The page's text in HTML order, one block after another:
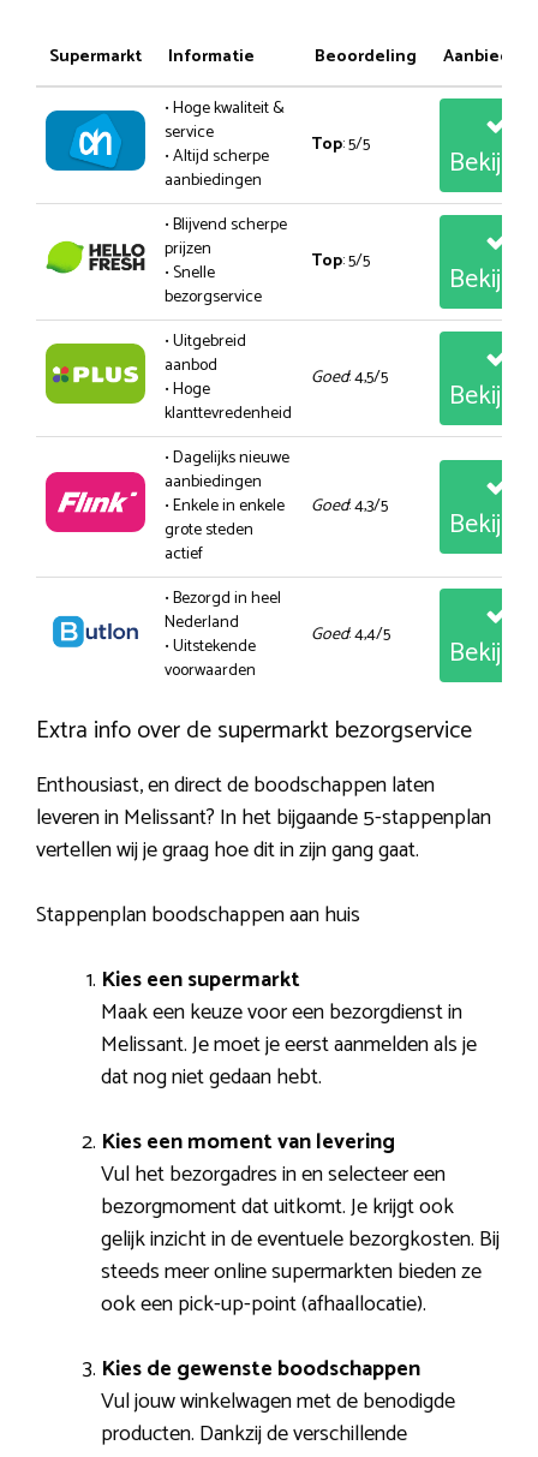
Supermarkt Informatie Beoordeling
• Hoge kwaliteit &
service
• Altijd scherpe
aanbiedingen
Top: 5/5
• Blijvend scherpe
prijzen
• Snelle
bezorgservice
Top: 5/5
• Uitgebreid
aanbod
• Hoge
klanttevredenheid
Goed: 4,5/5
• Dagelijks nieuwe
aanbiedingen
• Enkele in enkele
grote steden
actief
Goed: 4,3/5
• Bezorgd in heel
Nederland
• Uitstekende
voorwaarden
Goed: 4,4/5
Extra info over de supermarkt bezorgservice
Enthousiast, en direct de boodschappen laten
leveren in Melissant? In het bijgaande 5-stappenplan
vertellen wij je graag hoe dit in zijn gang gaat.
Stappenplan boodschappen aan huis
Kies een supermarkt
Maak een keuze voor een bezorgdienst in
Melissant. Je moet je eerst aanmelden als je
dat nog niet gedaan hebt.
Kies een moment van levering
Vul het bezorgadres in en selecteer een
bezorgmoment dat uitkomt. Je krijgt ook
gelijk inzicht in de eventuele bezorgkosten. Bij
steeds meer online supermarkten bieden ze
ook een pick-up-point (afhaallocatie).
Kies de gewenste boodschappen
Vul jouw winkelwagen met de benodigde
producten. Dankzij de verschillende